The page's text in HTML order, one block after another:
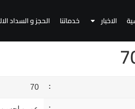
الاخبار خدماتنا الحجز و السداد
70